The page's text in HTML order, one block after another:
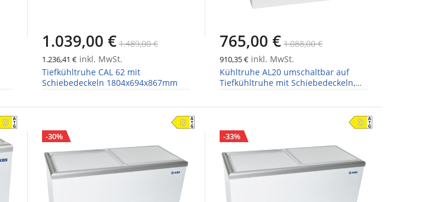
1.039,00 € 1.489,00 €
1.236,41 €inkl. MwSt.
Tiefkühltruhe CAL 62 mit
Schiebedeckeln 1804x694x867mm
765,00 € 1.088,00 €
910,35 €inkl. MwSt.
Kühltruhe AL20 umschaltbar auf
Tiefkühltruhe mit Schiebedeckeln,
Breite 764mm
-30% -33%